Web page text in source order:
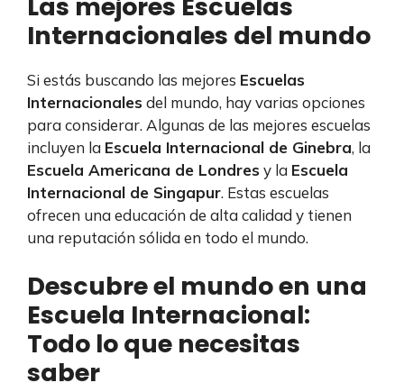
Las mejores Escuelas
Internacionales del mundo
Si estás buscando las mejores Escuelas
Internacionales del mundo, hay varias opciones
para considerar. Algunas de las mejores escuelas
incluyen la Escuela Internacional de Ginebra, la
Escuela Americana de Londres y la Escuela
Internacional de Singapur. Estas escuelas
ofrecen una educación de alta calidad y tienen
una reputación sólida en todo el mundo.
Descubre el mundo en una
Escuela Internacional:
Todo lo que necesitas
saber